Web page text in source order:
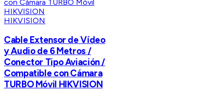
HIKVISION
Cable Extensor de Vídeo
y Audio de 6 Metros /
Conector Tipo Aviación /
Compatible con Cámara
TURBO Móvil HIKVISION